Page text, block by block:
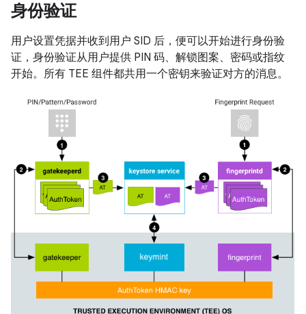
身份验证
用户设置凭据并收到用户 SID 后，便可以开始进行身份验
证，身份验证从用户提供 PIN 码、解锁图案、密码或指纹
开始。所有 TEE 组件都共用一个密钥来验证对方的消息。